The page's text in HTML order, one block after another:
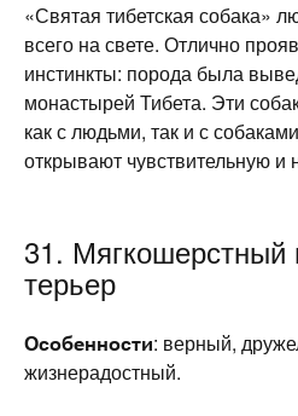
«Святая тибетская собака»
всего на свете. Отлично
инстинкты: порода была
монастырей Тибета. Эти
как с людьми, так и с
открывают чувствительную и
31.
терьер
Особенности: верный,
жизнерадостный.